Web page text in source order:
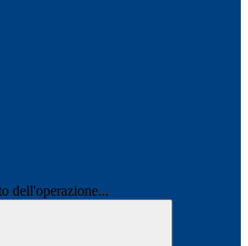
dell'operazione...